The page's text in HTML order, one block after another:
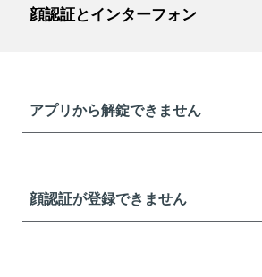
顔認証とインターフォン
アプリから解錠できません
顔認証が登録できません